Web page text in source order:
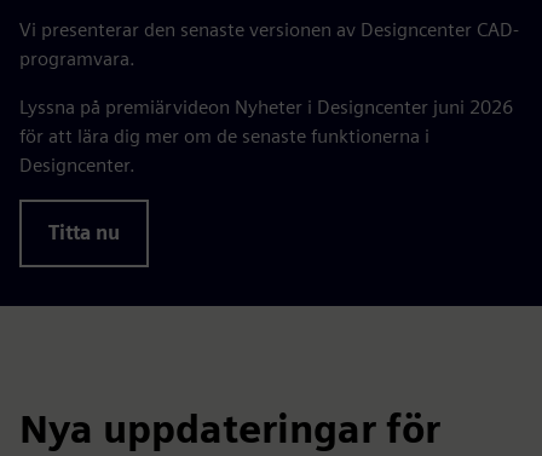
Vi presenterar den senaste versionen av Designcenter CAD-
programvara.
Lyssna på premiärvideon Nyheter i Designcenter juni 2026
för att lära dig mer om de senaste funktionerna i
Designcenter.
Titta nu
Nya uppdateringar för